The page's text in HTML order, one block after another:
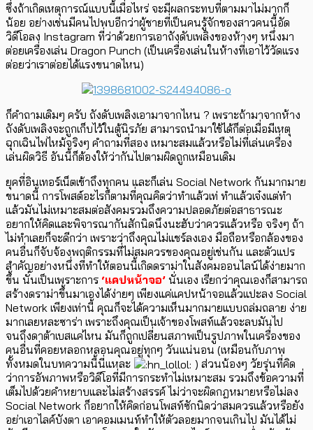
ซึ่งถ้าเกิดเหตุการณ์แบบนี้เมื่อไหร่ จะมีผลกระทบที่ตามมาไม่มากก็
น้อย อย่างเช่นมีคนไปพบอีกว่าผู้ชายที่เป็นคนรู้จักของสาวคนนี้อัด
วิดีโอลง Instagram ที่ว่าด้วยการเอาถังดับเพลิงของห้างๆ หนึ่งมา
ต่อยเครื่องเล่น Dragon Punch (เป็นเครื่องเล่นในห้างที่เอาไว้วัดแรง
ต่อยว่าเราต่อยได้แรงขนาดไหน)
ก็คำถามเดิมๆ ครับ ถังดับเพลิงเอามาจากไหน ? เพราะถ้ามาจากห้าง
ถังดับเพลิงจะถูกเก็บไว้ในตู้นิรภัย สามารถนำมาใช้ได้ก็ต่อเมื่อมีเหตุ
ฉุกเฉินไฟไหม้จริงๆ คำถามที่สอง เหมาะสมแล้วหรือไม่ที่เล่นเครื่อง
เล่นผิดวิธี อันนี้ก็ต้องให้ว่ากันไปตามผิดถูกเหมือนเดิม
ยุคที่อินเทอร์เน็ตเข้าถึงทุกคน และก็เล่น Social Network กันมากมาย
ขนาดนี้ การโพสต์อะไรก็ตามที่คุณคิดว่าทำแล้วเท่ ทำแล้วเจ๋งแต่ทำ
แล้วมันไม่เหมาะสมต่อสังคมรวมถึงความปลอดภัยต่อสาธารณะ
อยากให้คิดและพิจารณากันสักนิดนึงนะฮับว่าควรแล้วหรือ จริงๆ ถ้า
ไม่ทำเลยก็จะดีกว่า เพราะว่าถึงคุณไม่แชร์ลงเอง มือถือหรือกล้องของ
คนอื่นก็จับจ้องพฤติกรรมที่ไม่สมควรของคุณอยู่เช่นกัน และตัวแปร
สำคัญอย่างหนึ่งที่ทำให้ตอนนี้เกิดดราม่าในสังคมออนไลน์ได้ง่ายมาก
ขึ้น นั่นเป็นเพราะการ ‘แคปหน้าจอ’ นั่นเอง เรียกว่าคุณเองก็สามารถ
สร้างดราม่าขึ้นมาเองได้ง่ายๆ เพียงแค่แคปหน้าจอแล้วแปะลง Social
Network เพียงเท่านี้ คุณก็จะได้ความเห็นมากมายแบบถล่มถลาย ง่าย
มากเลยหละซาร่า เพราะถึงคุณเป็นเจ้าของโพสท์แล้วจะลบมันไป
จนถึงดาต้าเบสแค่ไหน มันก็ถูกเปลี่ยนสภาพเป็นรูปภาพในเครื่องของ
คนอื่นที่คอยหลอกหลอนคุณอยู่ทุกๆ วันแน่นอน (เหมือนกับภาพ
ทั้งหมดในบทความนี้นี่แหละ
) ส่วนน้องๆ วัยรุ่นที่คิด
ว่าการอัพภาพหรือวิดีโอที่มีการกระทำไม่เหมาะสม รวมถึงข้อความที่
เต็มไปด้วยคำหยาบและไม่สร้างสรรค์ ไม่ว่าจะผิดกฎหมายหรือไม่ลง
Social Network ก็อยากให้คิดก่อนโพสท์ซักนิดว่าสมควรแล้วหรือยัง
อย่าเอาไลค์บังตา เอาคอมเมนท์ทำให้ตัวลอยมากจนเกินไป มันได้ไม่